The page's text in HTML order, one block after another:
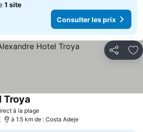
1 site
Consulter les prix
Partager
à la plageConsulter les prix
Troya
à 1.5 km de : Costa Adeje